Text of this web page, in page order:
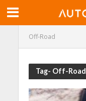
Off-Road
Tag- Off-Road